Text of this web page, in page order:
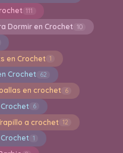
111
Dormir en Crochet 10
en Crochet 1
Crochet 62
en crochet 6
6
a crochet 12
1